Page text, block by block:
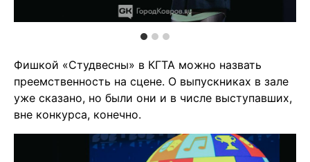
Фишкой «Студвесны» в КГТА можно назвать
преемственность на сцене. О выпускниках в зале
уже сказано, но были они и в числе выступавших,
вне конкурса, конечно.